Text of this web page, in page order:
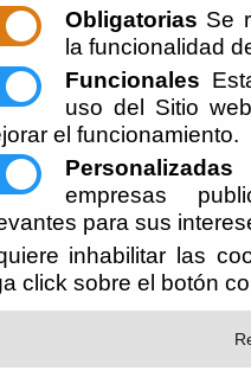
Obligatorias Se
la funcionalidad
Funcionales
uso del Sitio
el funcionamiento.
Personalizadas
empresas
para sus
inhabilitar las
click sobre el botón
- Pleno -
-
Sesión
documentos
molestias.